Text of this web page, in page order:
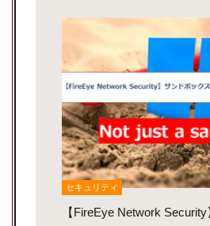
セキュリティ
【FireEye Network